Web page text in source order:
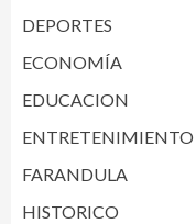
DEPORTES
ECONOMÍA
EDUCACION
ENTRETENIMIENTO
FARANDULA
HISTORICO